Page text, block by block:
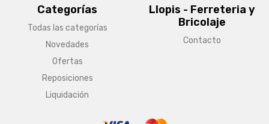
Categorías
Todas las categorías
Novedades
Ofertas
Reposiciones
Liquidación
Llopis - Ferreteria y
Bricolaje
Contacto